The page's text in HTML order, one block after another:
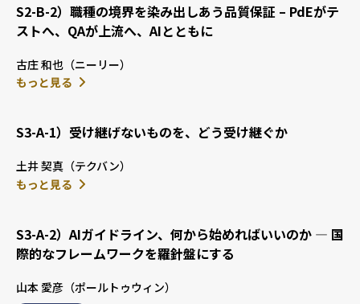
S2-B-2）職種の境界を染み出しあう品質保証 – PdEがテ
ストへ、QAが上流へ、AIとともに
古庄 和也（ニーリー）
もっと見る
S3-A-1）受け継げないものを、どう受け継ぐか
土井 契真（テクバン）
もっと見る
S3-A-2）AIガイドライン、何から始めればいいのか ― 国
際的なフレームワークを羅針盤にする
山本 愛彦（ポールトゥウィン）